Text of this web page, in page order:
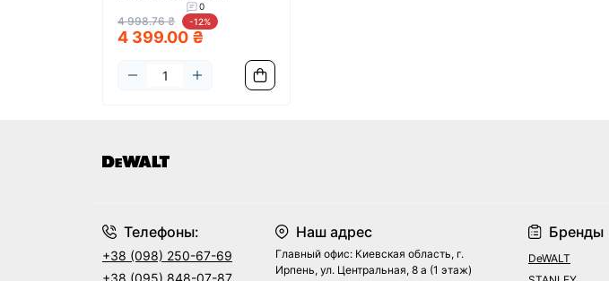
0
4 998.76 ₴ -12%
4 399.00 ₴
Телефоны:
+38 (098) 250-67-69
Наш адрес
Главный офис: Киевская область, г.
Ирпень, ул. Центральная, 8 а (1 этаж)
Бренды
DeWALT